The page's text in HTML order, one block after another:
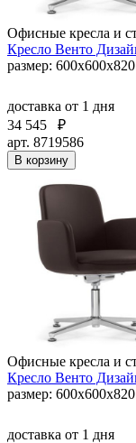
Офисные кресла и
Кресло Венто
размер:
доставка от 1 дня
34 545
₽
арт. 8719586
В корзину
Офисные кресла и
Кресло Венто
размер:
доставка от 1 дня